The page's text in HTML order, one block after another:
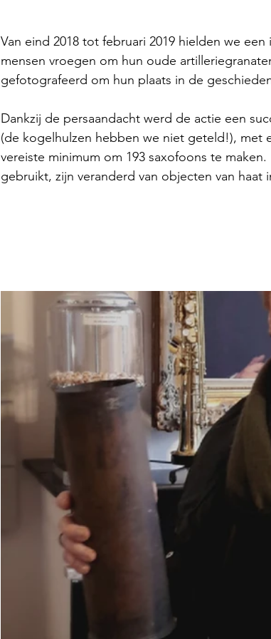
Van eind 2018 tot februari 2019 hielden we
mensen vroegen om hun oude
gefotografeerd om hun plaats in de
Dankzij de persaandacht werd de actie een
(de kogelhulzen hebben we niet geteld!), met
vereiste minimum om 193 saxofoons te
gebruikt, zijn veranderd van objecten van haat